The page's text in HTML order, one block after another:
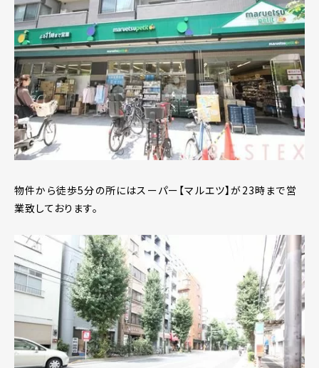
物件から徒歩5分の所にはスーパー【マルエツ】が23時まで営
業致しております。